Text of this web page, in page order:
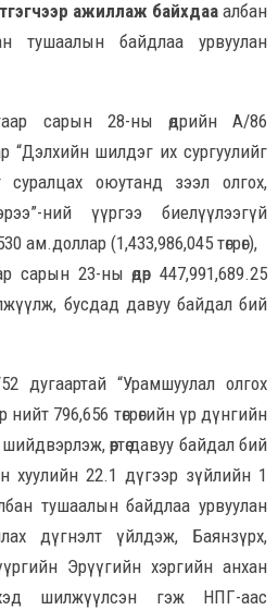
ажиллаж байхдааалбан
тушаалын байдлаа урвуулан
сарын 28-ны өдрийн А/86
“Дэлхийн шилдэг их сургуулийг
суралцах оюутанд зээл олгох,
ний үүргээ биелүүлээгүй
ам.доллар (1,433,986,045 төгрөг),
сарын 23-ны өдөр 447,991,689.25
бусдад давуу байдал бий
“Урамшуулал олгох
796,656 төгрөгийн үр дүнгийн
шийдвэрлэж, өөртөө давуу байдал бий
хуулийн 22.1 дүгээр зүйлийн 1
тушаалын байдлаа урвуулан
дүгнэлт үйлдэж, Баянзүрх,
Эрүүгийн хэргийн анхан
шилжүүлсэн гэж НПГ-аас